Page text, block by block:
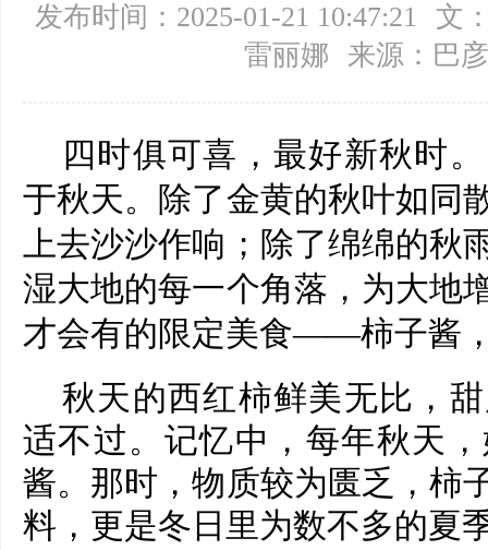
发布时间：2025-01-21 10:47:21
文
雷丽娜
来源：巴
四时俱可喜，最好新秋时
于秋天。除了金黄的秋叶如同
上去沙沙作响；除了绵绵的秋
湿大地的每一个角落，为大地
才会有的限定美食——柿子酱
秋天的西红柿鲜美无比，
适不过。记忆中，每年秋天
酱。那时，物质较为匮乏，柿
料，更是冬日里为数不多的夏